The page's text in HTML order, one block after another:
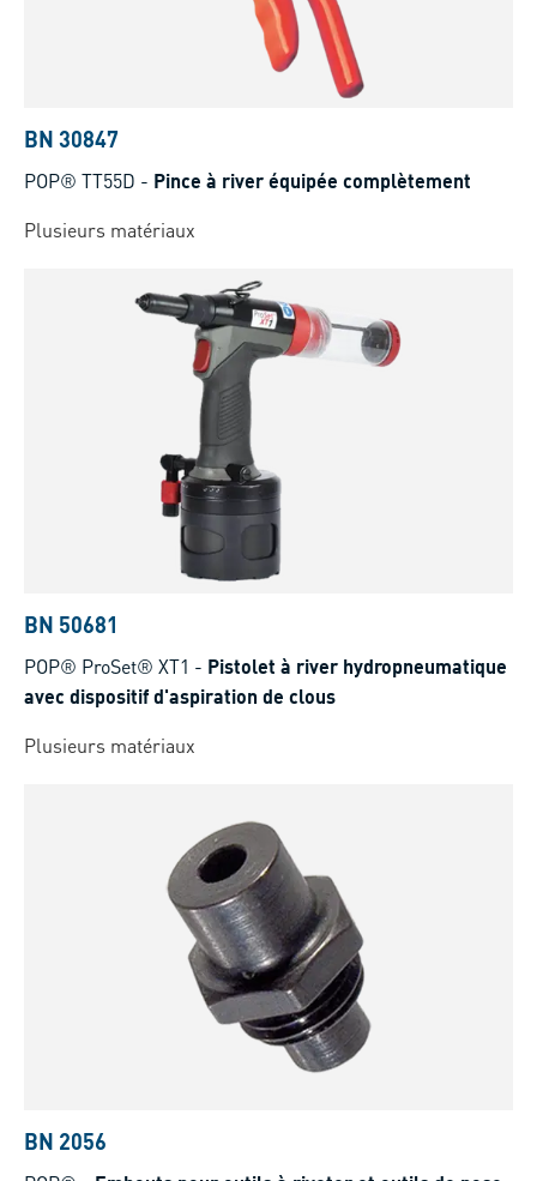
BN 30847
POP® TT55D - Pince à river équipée complètement
Plusieurs matériaux
BN 50681
POP® ProSet® XT1 - Pistolet à river hydropneumatique
avec dispositif d'aspiration de clous
Plusieurs matériaux
BN 2056